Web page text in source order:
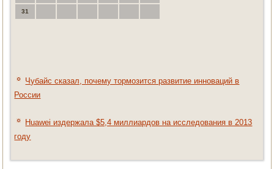
31
Чубайс сказал, почему тормозится развитие инноваций в
России
Huawei издержала $5,4 миллиардов на исследования в 2013
году